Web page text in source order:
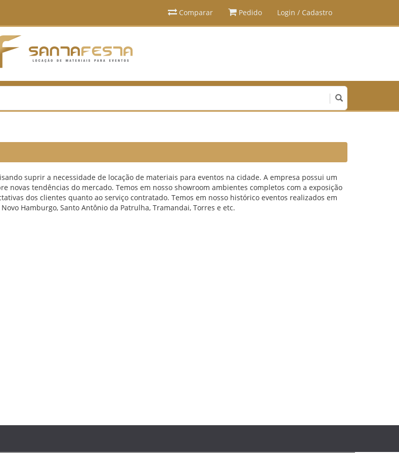
Comparar Pedido Login / Cadastro
suprir a necessidade de locação de materiais para eventos na cidade. A empresa possui um
tendências do mercado. Temos em nosso showroom ambientes completos com a exposição
dos clientes quanto ao serviço contratado. Temos em nosso histórico eventos realizados em
Hamburgo, Santo Antônio da Patrulha, Tramandai, Torres e etc.